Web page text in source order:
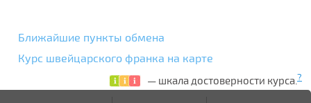
Ближайшие пункты обмена
Курс швейцарского франка на карте
— шкала достоверности курса.?